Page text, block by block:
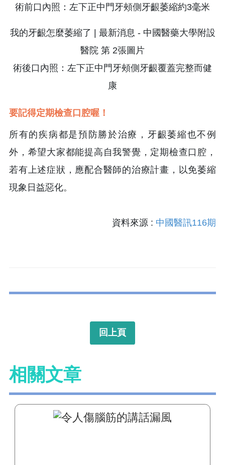
術前口內照：左下正中門牙頰側牙齦萎縮約3毫米
術後口內照：左下正中門牙頰側牙齦覆蓋完整而健
康
要記得定期檢查口腔喔！
所有的疾病都是預防勝於治療，牙齦萎縮也不例
外，希望大家都能提高自我警覺，定期檢查口腔，
若有上述症狀，應配合醫師的治療計畫，以免萎縮
現象日益惡化。
資料來源 : 中國醫訊116期
回上頁
相關文章